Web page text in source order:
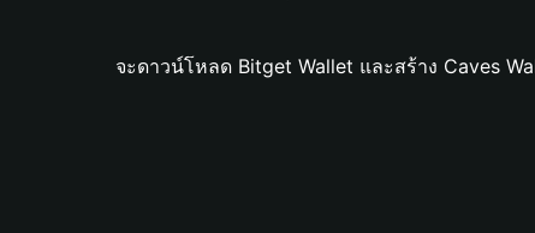
จะดาวน์โหลด Bitget Wallet และสร้าง Caves